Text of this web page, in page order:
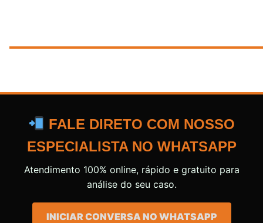
FALE DIRETO COM NOSSO
ESPECIALISTA NO WHATSAPP
Atendimento 100% online, rápido e gratuito para
análise do seu caso.
INICIAR CONVERSA NO WHATSAPP